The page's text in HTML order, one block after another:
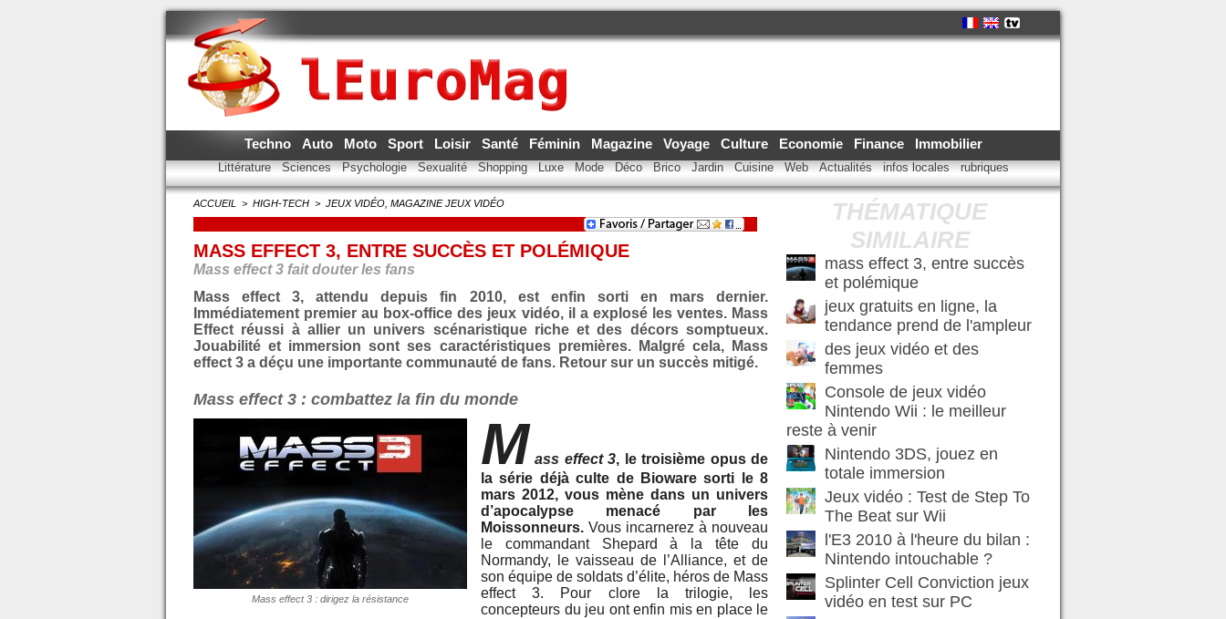
Techno Auto Moto Sport Loisir Santé Féminin Magazine Voyage Culture Economie Finance Immobilier
Littérature Sciences Psychologie Sexualité Shopping Luxe Mode Déco Brico Jardin Cuisine Web Actualités infos locales rubriques
ACCUEIL > HIGH-TECH > JEUX VIDÉO, MAGAZINE JEUX VIDÉO
MASS EFFECT 3, ENTRE SUCCÈS ET POLÉMIQUE
Mass effect 3 fait douter les fans
Mass effect 3, attendu depuis fin 2010, est enfin sorti en mars dernier.
Immédiatement premier au box-office des jeux vidéo, il a explosé les ventes. Mass
Effect réussi à allier un univers scénaristique riche et des décors somptueux.
Jouabilité et immersion sont ses caractéristiques premières. Malgré cela, Mass
effect 3 a déçu une importante communauté de fans. Retour sur un succès mitigé.
Mass effect 3 : combattez la fin du monde
Mass effect 3 : dirigez la résistance
M ass effect 3, le troisième opus de
la série déjà culte de Bioware sorti le 8
mars 2012, vous mène dans un univers
d’apocalypse menacé par les
Moissonneurs. Vous incarnerez à nouveau
le commandant Shepard à la tête du
Normandy, le vaisseau de l’Alliance, et de
son équipe de soldats d’élite, héros de Mass
effect 3. Pour clore la trilogie, les
concepteurs du jeu ont enfin mis en place le
THÉMATIQUE
SIMILAIRE
mass effect 3, entre succès
et polémique
jeux gratuits en ligne, la
tendance prend de l'ampleur
des jeux vidéo et des
femmes
Console de jeux vidéo
Nintendo Wii : le meilleur
reste à venir
Nintendo 3DS, jouez en
totale immersion
Jeux vidéo : Test de Step To
The Beat sur Wii
l'E3 2010 à l'heure du bilan :
Nintendo intouchable ?
Splinter Cell Conviction jeux
vidéo en test sur PC